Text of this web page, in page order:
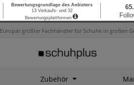
Europas größter Fachhändler für Schuhe in großen
Zubehör